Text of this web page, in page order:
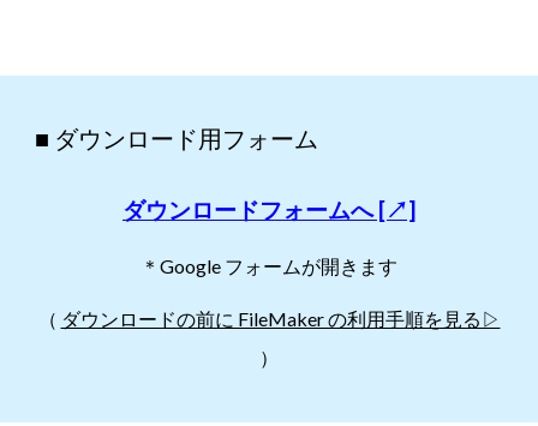
■ ダウンロード用フォーム
ダウンロードフォームへ [↗]
＊Google フォームが開きます
（ ダウンロードの前に FileMaker の利用手順を見る▷
）